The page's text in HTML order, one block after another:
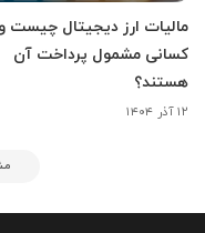
مالیات ارز دیجیتال چیست
کسانی مشمول پرداخت آن
هستند؟
۱۲ آذر ۱۴۰۴